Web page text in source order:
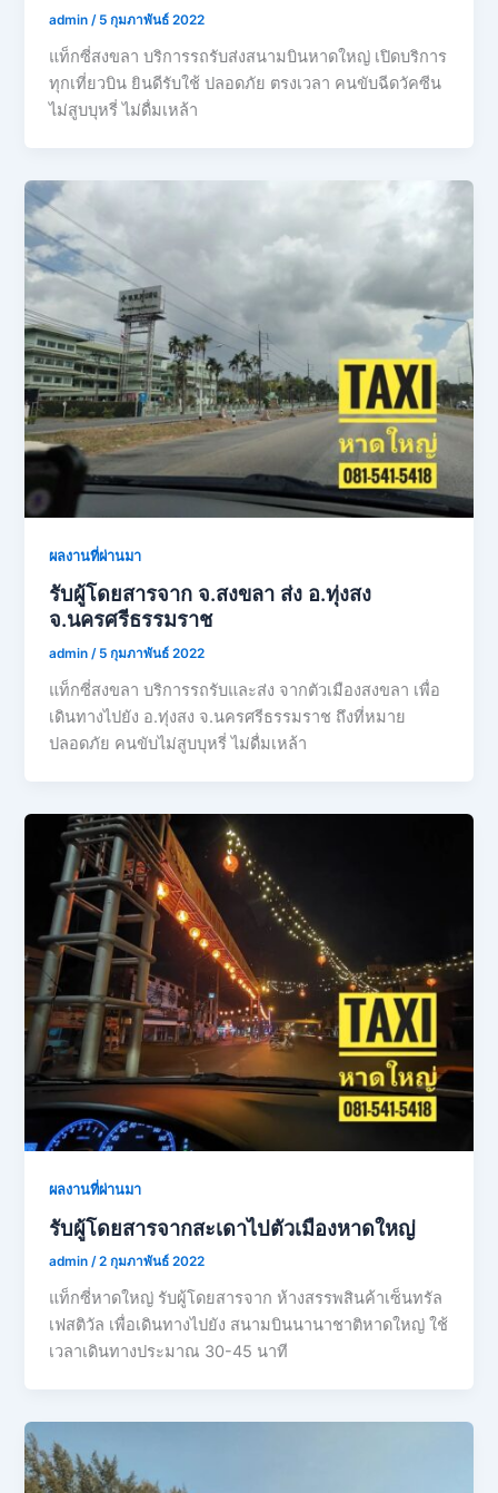
admin/ 5 กุมภาพันธ์ 2022
แท็กซี่สงขลา บริการรถรับส่งสนามบินหาดใหญ่ เปิดบริการ
ทุกเที่ยวบิน ยินดีรับใช้ ปลอดภัย ตรงเวลา คนขับฉีดวัคซีน
ไม่สูบบุหรี่ ไม่ดื่มเหล้า
ผลงานที่ผ่านมา
รับผู้โดยสารจาก จ.สงขลา ส่ง อ.ทุ่งสง
จ.นครศรีธรรมราช
admin/ 5 กุมภาพันธ์ 2022
แท็กซี่สงขลา บริการรถรับและส่ง จากตัวเมืองสงขลา เพื่อ
เดินทางไปยัง อ.ทุ่งสง จ.นครศรีธรรมราช ถึงที่หมาย
ปลอดภัย คนขับไม่สูบบุหรี่ ไม่ดื่มเหล้า
ผลงานที่ผ่านมา
รับผู้โดยสารจากสะเดาไปตัวเมืองหาดใหญ่
admin/2 กุมภาพันธ์ 2022
แท็กซี่หาดใหญ่ รับผู้โดยสารจาก ห้างสรรพสินค้าเซ็นทรัล
เฟสติวัล เพื่อเดินทางไปยัง สนามบินนานาชาติหาดใหญ่ ใช้
เวลาเดินทางประมาณ 30-45 นาที